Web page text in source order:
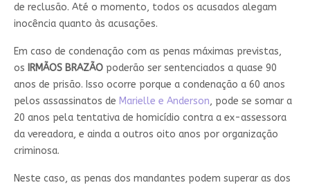
de reclusão. Até o momento, todos os acusados alegam
inocência quanto às acusações.
Em caso de condenação com as penas máximas previstas,
os IRMÃOS BRAZÃOpoderão ser sentenciados a quase 90
anos de prisão. Isso ocorre porque a condenação a 60 anos
pelos assassinatos de Marielle e Anderson, pode se somar a
20 anos pela tentativa de homicídio contra a ex-assessora
da vereadora, e ainda a outros oito anos por organização
criminosa.
Neste caso, as penas dos mandantes podem superar as dos